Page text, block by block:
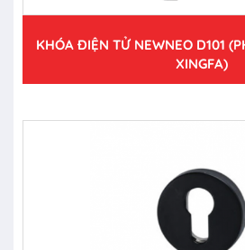
KHÓA ĐIỆN TỬ NEWNEO D101
XINGFA)